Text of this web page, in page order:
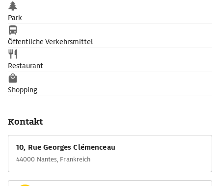
Park
Öffentliche Verkehrsmittel
Restaurant
Shopping
Kontakt
10, Rue Georges Clémenceau
44000 Nantes, Frankreich